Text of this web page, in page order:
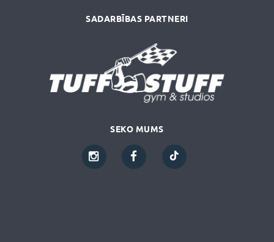
SADARBĪBAS PARTNERI
SEKO MUMS